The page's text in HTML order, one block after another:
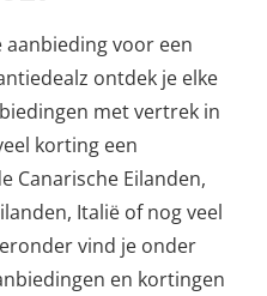
aanbieding voor een
ontdek je elke
met vertrek in
korting een
Canarische Eilanden,
Italië of nog veel
vind je onder
en kortingen